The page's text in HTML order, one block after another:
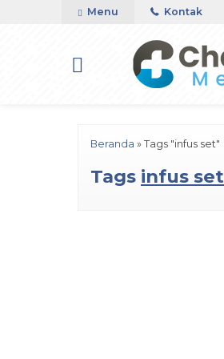
Menu Kontak
Beranda » Tags "infus set"
Tags infus set